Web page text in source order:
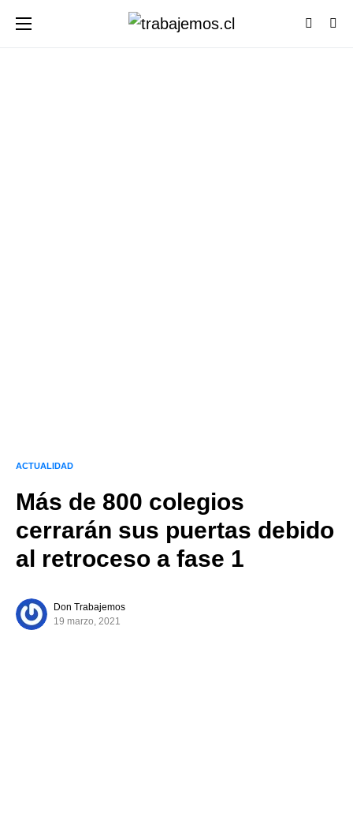
ACTUALIDAD
Más de 800 colegios
cerrarán sus puertas debido
al retroceso a fase 1
Don Trabajemos
19 marzo, 2021